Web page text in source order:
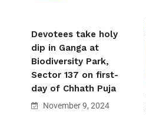
Devotees take holy
dip in Ganga at
Biodiversity Park,
Sector 137 on first-
day of Chhath Puja
November 9, 2024